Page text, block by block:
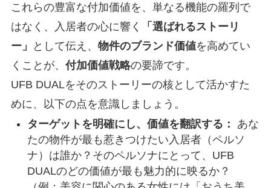
これらの豊富な付加価値を、単なる機能の羅列で
はなく、入居者の心に響く
「選ばれるストーリ
ー」
として伝え、 物件のブランド価値を高めてい
くことが、付加価値戦略の要諦です。
UFB DUALをそのストーリーの核として活かすた
めに、以下の点を意識しましょう。
ターゲットを明確にし、価値を翻訳する：
あな
たの物件が最も惹きつけたい入居者（ペルソ
ナ）は誰か？そのペルソナにとって、UFB
DUALのどの価値が最も魅力的に映るか？